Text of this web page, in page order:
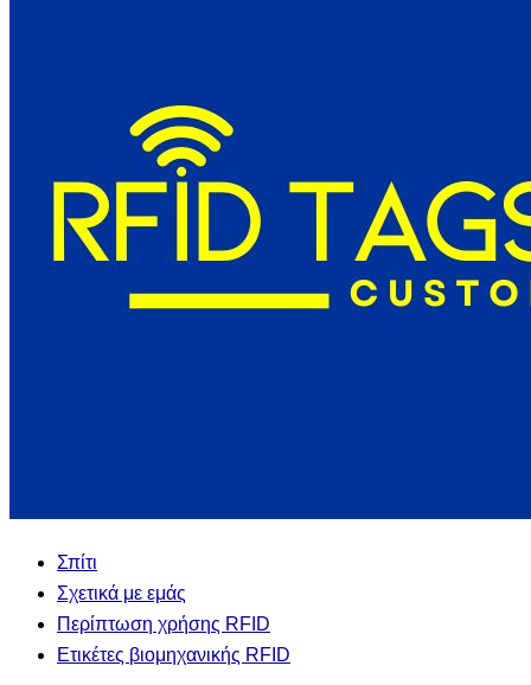
Σπίτι
Σχετικά με εμάς
Περίπτωση χρήσης RFID
Ετικέτες βιομηχανικής RFID